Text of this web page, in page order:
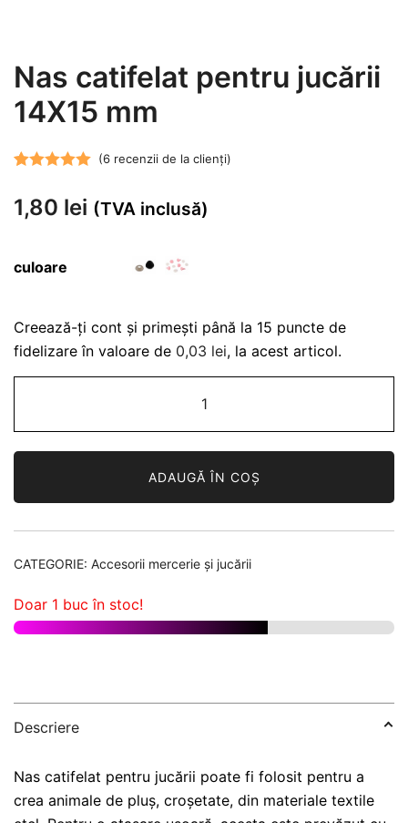
Nas catifelat pentru jucării
14X15 mm
5.00din 5 pe
clienți
(6recenzii de la clienți)
1,80 lei (TVA inclusă)
culoare
Creează-ți cont și primești până la 15 puncte de
fidelizare în valoare de 0,03 lei, la acest articol.
Nas
catifelat
jucării
14X15
mm
ADAUGĂ ÎN COȘ
CATEGORIE: Accesorii mercerie și jucării
Doar 1 buc în stoc!
Descriere
Nas catifelat pentru jucării poate fi folosit pentru a
crea animale de pluș, croșetate, din materiale textile